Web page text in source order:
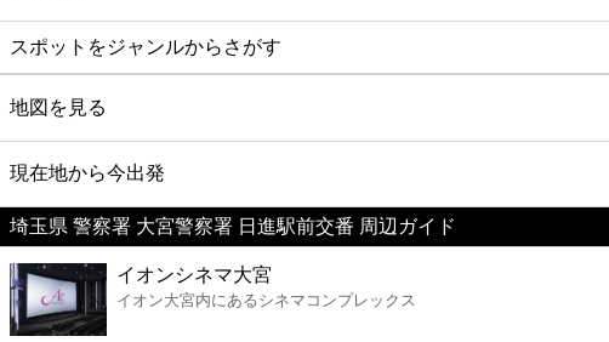
スポットをジャンルからさがす
グルメ
映画
美容
コンビニ
地図を見る
現在地から今出発
埼玉県 警察署 大宮警察署 日進駅前交番 周辺ガイド
イオンシネマ大宮
イオン大宮内にあるシネマコンプレックス